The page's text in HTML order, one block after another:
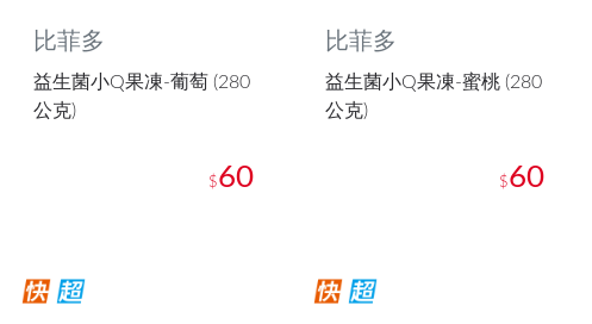
比菲多
益生菌小Q果凍-葡萄 (280
公克)
$60
比菲多
益生菌小Q果凍-蜜桃 (280
公克)
$60